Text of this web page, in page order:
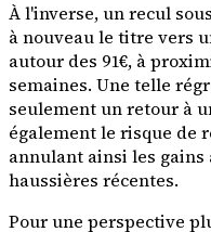
À l'inverse, un recul
à nouveau le titre vers
autour des 91€, à
semaines. Une telle
seulement un retour à
également le risque de
annulant ainsi les
haussières récentes.
Pour une perspective